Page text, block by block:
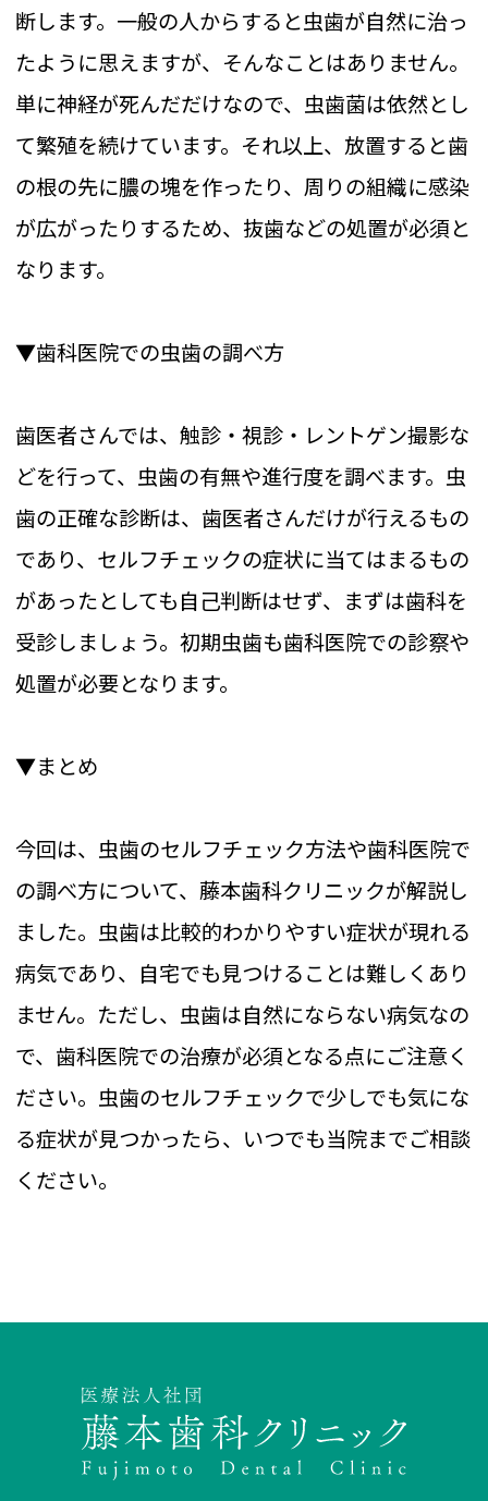
断します。一般の人からすると虫歯が自然に治っ
たように思えますが、そんなことはありません。
単に神経が死んだだけなので、虫歯菌は依然とし
て繁殖を続けています。それ以上、放置すると歯
の根の先に膿の塊を作ったり、周りの組織に感染
が広がったりするため、抜歯などの処置が必須と
なります。
▼歯科医院での虫歯の調べ方
歯医者さんでは、触診・視診・レントゲン撮影な
どを行って、虫歯の有無や進行度を調べます。虫
歯の正確な診断は、歯医者さんだけが行えるもの
であり、セルフチェックの症状に当てはまるもの
があったとしても自己判断はせず、まずは歯科を
受診しましょう。初期虫歯も歯科医院での診察や
処置が必要となります。
▼まとめ
今回は、虫歯のセルフチェック方法や歯科医院で
の調べ方について、藤本歯科クリニックが解説し
ました。虫歯は比較的わかりやすい症状が現れる
病気であり、自宅でも見つけることは難しくあり
ません。ただし、虫歯は自然にならない病気なの
で、歯科医院での治療が必須となる点にご注意く
ださい。虫歯のセルフチェックで少しでも気にな
る症状が見つかったら、いつでも当院までご相談
ください。